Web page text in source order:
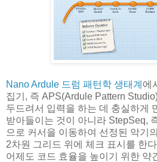
Nano Ardule 드럼 패턴학 생태계 에
집기, 즉 APS(Ardule Pattern
두드려서 입력을 하는 데 충실하게
받아들이는 것이 아니라 StepSeq,
으로 커서을 이동하여 선정된 악기
2차원 그리드 위에 체크 표시를 한
어제도 코드 효율을 높이기 위한 약